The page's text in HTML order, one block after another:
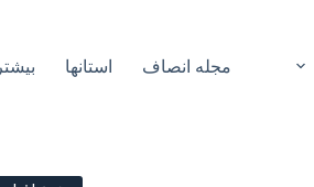
مجله انصاف استانها بیشتر